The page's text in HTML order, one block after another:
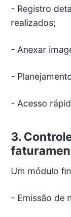
- Registro
realizados;
- Anexar
-
- Acesso
3.
Um módulo
- Emissão de